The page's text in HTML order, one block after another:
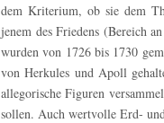
dem Kriterium, ob sie dem
jenem des Friedens (Bereich
wurden von 1726 bis 1730
von Herkules und Apoll
allegorische Figuren
sollen. Auch wertvolle Erd-